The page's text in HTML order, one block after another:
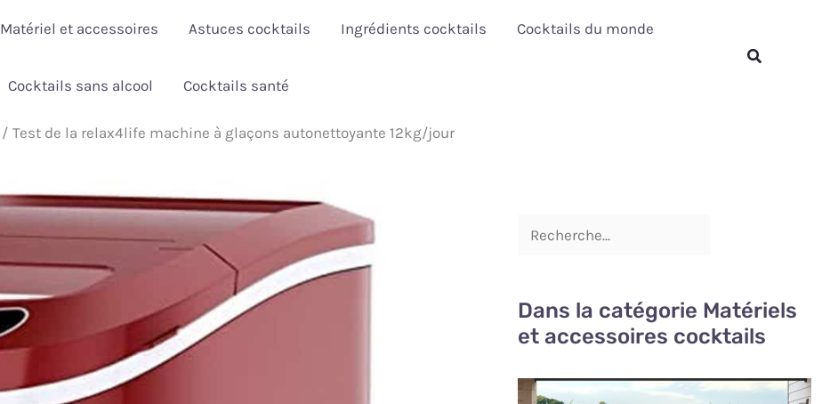
Matériel et accessoires Astuces cocktails Ingrédients cocktails Cocktails du monde
Cocktails sans alcool Cocktails santé
Rechercher
Test de la relax4life machine à glaçons autonettoyante 12kg/jour
Dans la catégorie Matériels
et accessoires cocktails